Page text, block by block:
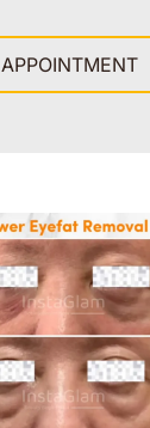
APPOINTMENT